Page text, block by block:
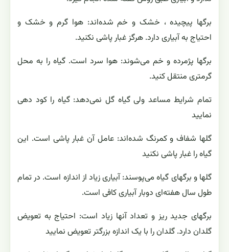
E) وفوزتيل آلومينيوم(Aliette) كه اثر مشابهي برضد بيماريهاي
فيتوفترايي دارند،استفاده نمود.
لکه‌های قهوه‌ای روی برگها مشاهده می‌شوند: غبار پاشی در
آفتاب و یا آبیاری از بالا عامل آن است. گیاه احتیاج به غبارپاشی
لکه‌های قهوه‌ای روی برگها مشاهده می‌شوند: غبار پاشی در
ندارد و آبیاری طبق روش گفته شده انجام گیرد.
احتیاج به آبیاری دارد. هرگز غبار پاشی نکنید.
گرمتری منتقل کنید.